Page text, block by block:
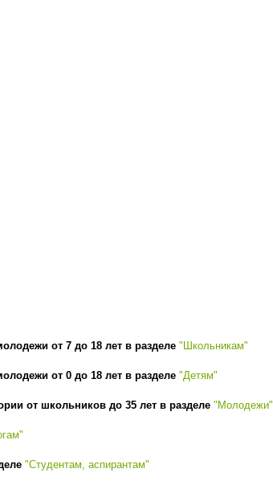
от 7 до 18 лет в разделе "Школьникам"
от 0 до 18 лет в разделе "Детям"
от школьников до 35 лет в разделе "Молодежи"
"Студентам, аспирантам"